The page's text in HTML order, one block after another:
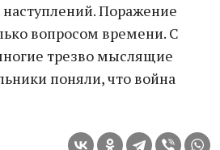
Поражение
вопросом времени. С
трезво мыслящие
поняли, что война